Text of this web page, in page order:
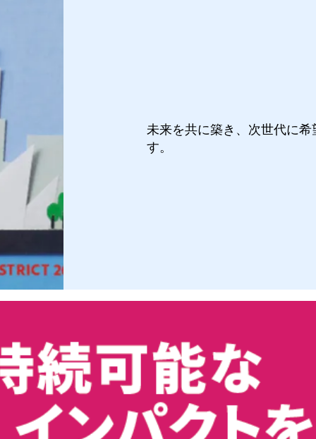
未来を共に築き、次世代に
す。